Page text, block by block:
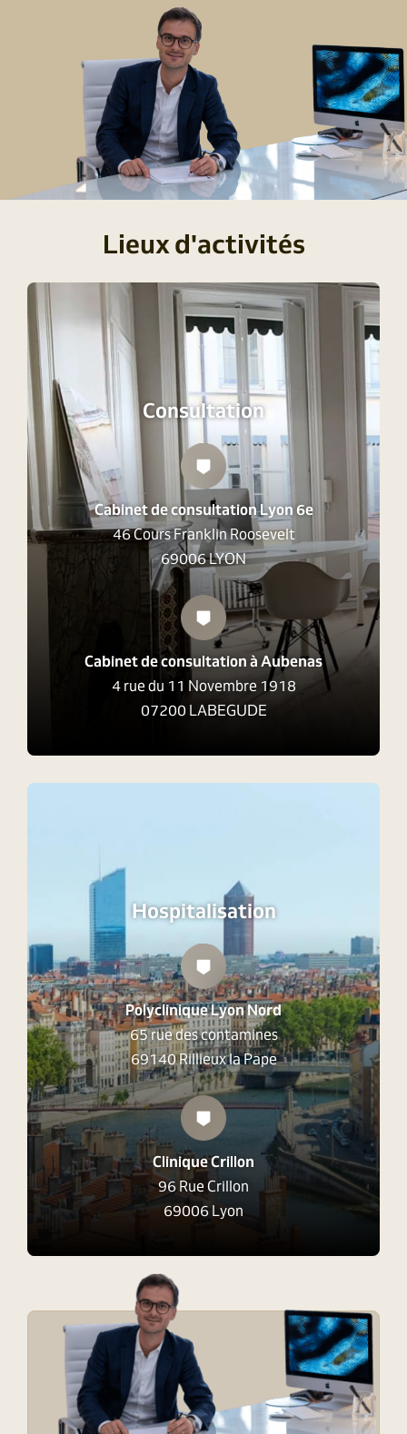
Lieux d'activités
Consultation
Cabinet de consultation Lyon 6e
46 Cours Franklin Roosevelt
69006 LYON
Cabinet de consultation à Aubenas
4 rue du 11 Novembre 1918
07200 LABEGUDE
Hospitalisation
Polyclinique Lyon Nord
65 rue des contamines
69140 Rillieux la Pape
Clinique Crillon
96 Rue Crillon
69006 Lyon